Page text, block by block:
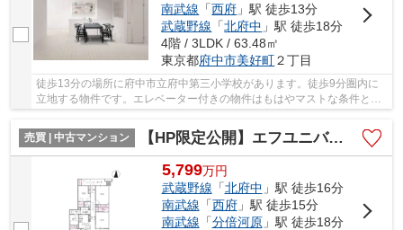
南武線 「西府 」駅 徒歩13分
武蔵野線 「北府中 」駅 徒歩18分
4階 / 3LDK / 63.48㎡
東京都府中市美好町２丁目
徒歩13分の場所に府中市立府中第三小学校があります。徒歩9分圏内に
立地する物件です。エレベーター付きの物件はもはやマストな条件とな
売買 | 中古マンション
【HP限定公開】エフユニバース
5,799万円
武蔵野線 「北府中 」駅 徒歩16分
南武線 「西府」駅 徒歩15分
南武線 「分倍河原」駅 徒歩18分